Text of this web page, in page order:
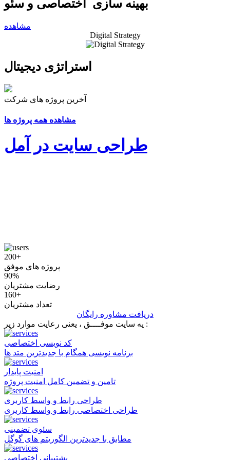
بهینه سازی اختصاصی و سئو
مشاهده
Digital Strategy
آخرین پروژه های شرکت
مشاهده همه پروژه ها
طراحی سایت در آمل
200+
پروژه های موفق
90%
رضایت مشتریان
160+
تعداد مشتریان
دریافت مشاوره رایگان
یه سایت موفــــق ، یعنی رعایت موارد زیر :
کد نویسی اختصاصی
برنامه نویسی همگام با جدیدترین متد ها
امنیت پایدار
تامین و تضمین کامل امنیت پروژه
طراحی رابط و واسط کاربری
طراحی اختصاصی رابط و واسط کاربری
سئوی تضمینی
مطابق با جدیدترین الگوریتم های گوگل
پشتیبانی اختصاصی